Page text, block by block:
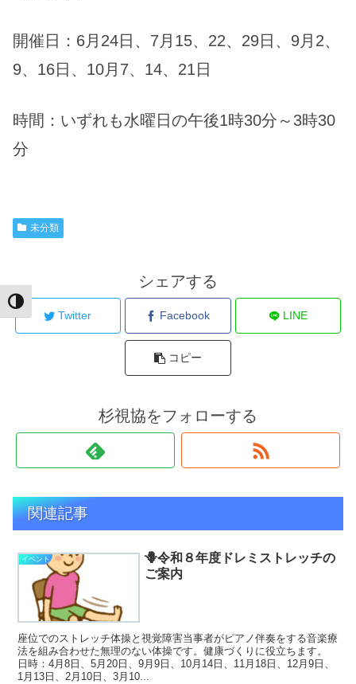
Toggle High Contrast
開催日：6月24日、7月15、22、29日、9月2、
9、16日、10月7、14、21日
時間：いずれも水曜日の午後1時30分～3時30
分
未分類
シェアする
Twitter Facebook LINE
コピー
杉視協をフォローする
関連記事
イベント
🪻令和８年度ドレミストレッチの
ご案内
座位でのストレッチ体操と視覚障害当事者がピアノ伴奏をする音楽療
法を組み合わせた無理のない体操です。健康づくりに役立ちます。
日時：4月8日、5月20日、9月9日、10月14日、11月18日、12月9日、
1月13日、2月10日、3月10...